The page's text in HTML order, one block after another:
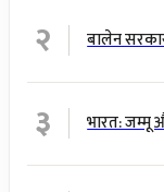
२ बालेन
३ भारत: जम्मू